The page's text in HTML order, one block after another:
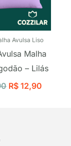
Avulsa Liso
Malha
– Lilás
R$ 12,90